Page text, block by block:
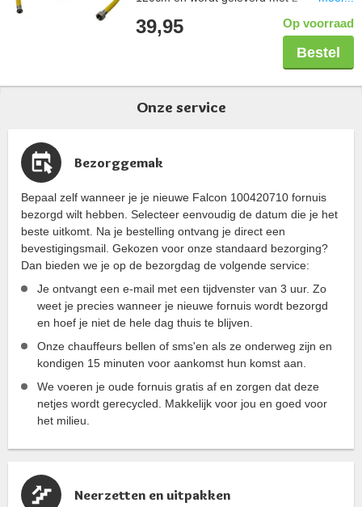
aangesloten kan worden. De tape wordt
gebruikt om de schroefdraadverbinding
veilig af te sluiten. De gehele set is Gastec
gekeurd.
39,95 Op voorraad
Bestel
Onze service
Bezorggemak
Bepaal zelf wanneer je je nieuwe Falcon 100420710 fornuis
bezorgd wilt hebben. Selecteer eenvoudig de datum die je het
beste uitkomt. Na je bestelling ontvang je direct een
bevestigingsmail. Gekozen voor onze standaard bezorging?
Dan bieden we je op de bezorgdag de volgende service:
Je ontvangt een e-mail met een tijdvenster van 3 uur. Zo
weet je precies wanneer je nieuwe fornuis wordt bezorgd
en hoef je niet de hele dag thuis te blijven.
Onze chauffeurs bellen of sms'en als ze onderweg zijn en
kondigen 15 minuten voor aankomst hun komst aan.
We voeren je oude fornuis gratis af en zorgen dat deze
netjes wordt gerecycled. Makkelijk voor jou en goed voor
het milieu.
Neerzetten en uitpakken